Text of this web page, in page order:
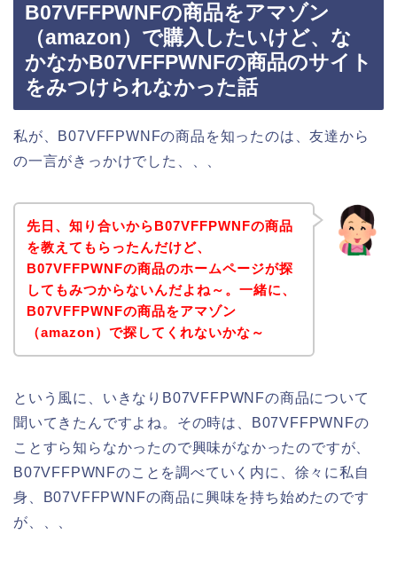
B07VFFPWNFの商品をアマゾン
（amazon）で購入したいけど、な
かなかB07VFFPWNFの商品のサイト
をみつけられなかった話
私が、B07VFFPWNFの商品を知ったのは、友達から
の一言がきっかけでした、、、
先日、知り合いからB07VFFPWNFの商品
を教えてもらったんだけど、
B07VFFPWNFの商品のホームページが探
してもみつからないんだよね～。一緒に、
B07VFFPWNFの商品をアマゾン
（amazon）で探してくれないかな～
という風に、いきなりB07VFFPWNFの商品について
聞いてきたんですよね。その時は、B07VFFPWNFの
ことすら知らなかったので興味がなかったのですが、
B07VFFPWNFのことを調べていく内に、徐々に私自
身、B07VFFPWNFの商品に興味を持ち始めたのです
が、、、